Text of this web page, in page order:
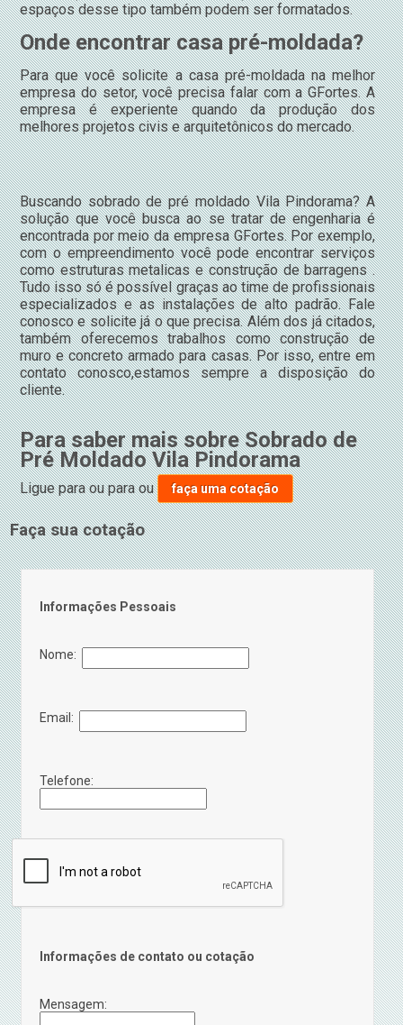
espaços desse tipo também podem ser formatados.
Onde encontrar casa pré-moldada?
Para que você solicite a casa pré-moldada na melhor
empresa do setor, você precisa falar com a GFortes. A
empresa é experiente quando da produção dos
melhores projetos civis e arquitetônicos do mercado.
Buscando sobrado de pré moldado Vila Pindorama? A
solução que você busca ao se tratar de engenharia é
encontrada por meio da empresa GFortes. Por exemplo,
com o empreendimento você pode encontrar serviços
como estruturas metalicas e construção de barragens .
Tudo isso só é possível graças ao time de profissionais
especializados e as instalações de alto padrão. Fale
conosco e solicite já o que precisa. Além dos já citados,
também oferecemos trabalhos como construção de
muro e concreto armado para casas. Por isso, entre em
contato conosco,estamos sempre a disposição do
cliente.
Para saber mais sobre Sobrado de
Pré Moldado Vila Pindorama
Ligue paraou paraou faça uma cotação
Faça sua cotação
Informações Pessoais
Nome:
Email:
Telefone:
Informações de contato ou cotação
Mensagem: